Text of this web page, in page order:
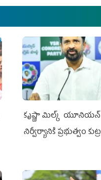
కృష్ణా మిల్క్‌ యూనియన్‌
నిర్వీర్యానికి ప్రభుత్వం కుట్ర